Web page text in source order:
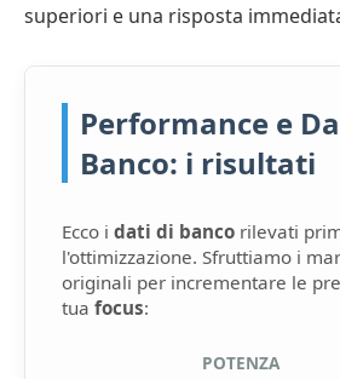
superiori e una risposta
Performance e
Banco: i risultati
Ecco i dati di banco rilevati
l'ottimizzazione. Sfruttiamo i
originali per incrementare le
tua focus:
POTENZA